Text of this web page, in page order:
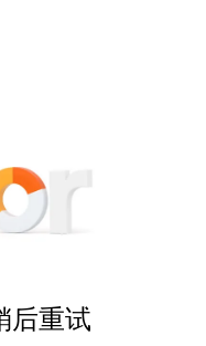
后重试